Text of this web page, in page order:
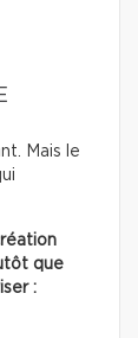
Mais le
que
: